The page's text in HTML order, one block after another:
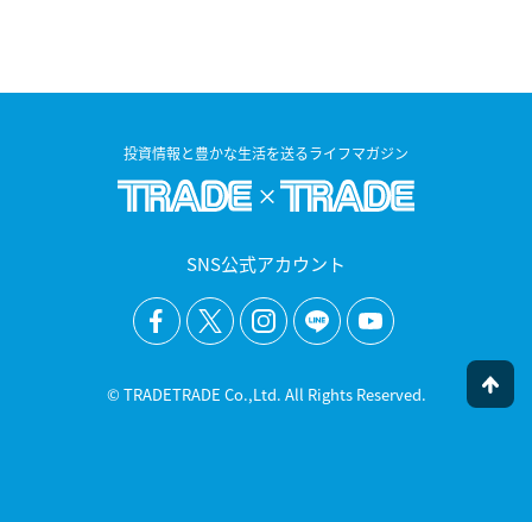
投資情報と豊かな生活を送るライフマガジン
SNS公式アカウント
© TRADETRADE Co.,Ltd. All Rights Reserved.